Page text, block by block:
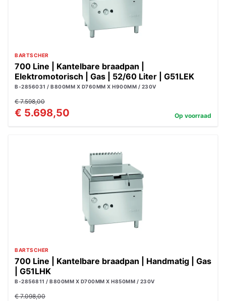
BARTSCHER
700 Line | Kantelbare braadpan |
Elektromotorisch | Gas | 52/60 Liter | G51LEK
B-2856031 / B800MM X D760MM X H900MM / 230V
€ 7.598,00
€ 5.698,50 Op voorraad
BARTSCHER
700 Line | Kantelbare braadpan | Handmatig | Gas
| G51LHK
B-2856811 / B800MM X D700MM X H850MM / 230V
€ 7.098,00